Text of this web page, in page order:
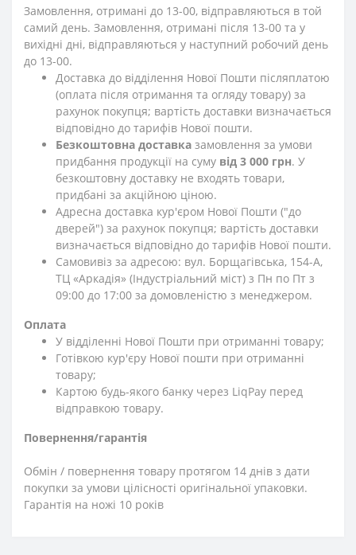
Замовлення, отримані до 13-00, відправляються в той
самий день. Замовлення, отримані після 13-00 та у
вихідні дні, відправляються у наступний робочий день
до 13-00.
Доставка до відділення Нової Пошти післяплатою
(оплата після отримання та огляду товару) за
рахунок покупця; вартість доставки визначається
відповідно до тарифів Нової пошти.
Безкоштовна доставка замовлення за умови
придбання продукції на суму від 3 000 грн. У
безкоштовну доставку не входять товари,
придбані за акційною ціною.
Адресна доставка кур'єром Нової Пошти ("до
дверей") за рахунок покупця; вартість доставки
визначається відповідно до тарифів Нової пошти.
Самовивіз за адресою: вул. Борщагівська, 154-А,
ТЦ «Аркадія» (Індустріальний міст) з Пн по Пт з
09:00 до 17:00 за домовленістю з менеджером.
Оплата
У відділенні Нової Пошти при отриманні товару;
Готівкою кур'єру Нової пошти при отриманні
товару;
Картою будь-якого банку через LiqPay перед
відправкою товару.
Повернення/гарантія
Обмін / повернення товару протягом 14 днів з дати
покупки за умови цілісності оригінальної упаковки.
Гарантія на ножі 10 років